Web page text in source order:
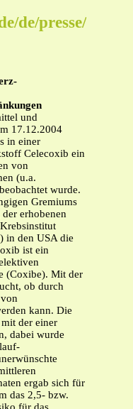
de/presse/
und
17.12.2004
in einer
Celecoxib ein
von
(u.a.
wurde.
Gremiums
erhobenen
in den USA die
ist ein
(Coxibe). Mit der
ob durch
kann. Die
der einer
dabei wurde
ergab sich für
das 2,5- bzw.